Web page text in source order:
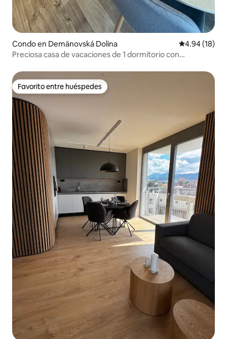
Condo en Demänovská Dolina Calificación
4.94 (18)
Preciosa casa de vacaciones de 1 dormitorio con
Favorito entre huéspedes
Favorito entre huéspedes